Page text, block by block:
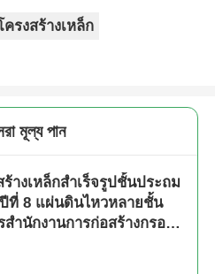
ครงสร้างเหล็ก
মূল্য পান
ร้างเหล็กสำเร็จรูปชั้นประถม
ที่ 8 แผ่นดินไหวหลายชั้น
สำนักงานการก่อสร้างกรอบ